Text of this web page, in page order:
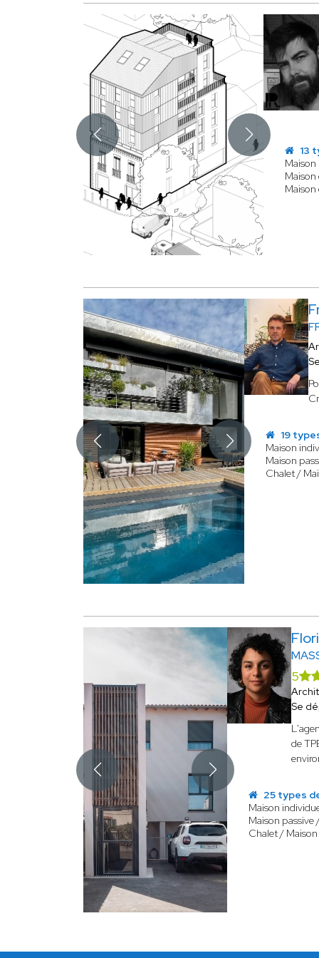
13
Maison
19
Maison
Maison
Chalet /
5
Se
de
25 types
Maison
Maison passive
Chalet /